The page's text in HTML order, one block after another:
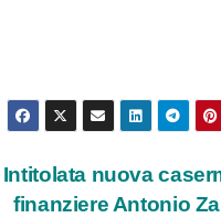
nuova
finanziere Antonio